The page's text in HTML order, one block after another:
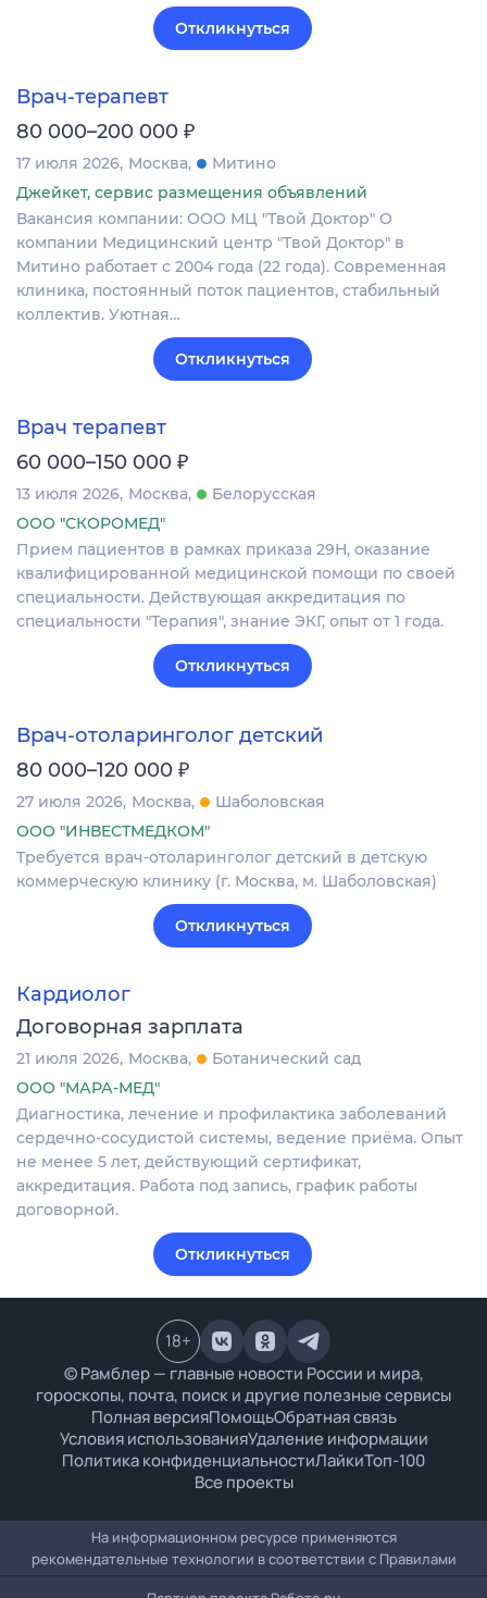
Откликнуться
Врач-терапевт
80 000–200 000 ₽
17 июля 2026 Москва
Митино
Джейкет, сервис размещения объявлений
Вакансия компании: ООО МЦ "Твой Доктор" О
компании Медицинский центр "Твой Доктор" в
Митино работает с 2004 года (22 года). Современная
клиника, постоянный поток пациентов, стабильный
коллектив. Уютная…
Откликнуться
Врач терапевт
60 000–150 000 ₽
13 июля 2026 Москва
Белорусская
ООО "СКОРОМЕД"
Прием пациентов в рамках приказа 29Н, оказание
квалифицированной медицинской помощи по своей
специальности. Действующая аккредитация по
специальности "Терапия", знание ЭКГ, опыт от 1 года.
Откликнуться
Врач-отоларинголог детский
80 000–120 000 ₽
27 июля 2026 Москва
Шаболовская
ООО "ИНВЕСТМЕДКОМ"
Требуется врач-отоларинголог детский в детскую
коммерческую клинику (г. Москва, м. Шаболовская)
Откликнуться
Кардиолог
Договорная зарплата
21 июля 2026 Москва
Ботанический сад
ООО "МАРА-МЕД"
Диагностика, лечение и профилактика заболеваний
сердечно-сосудистой системы, ведение приёма. Опыт
не менее 5 лет, действующий сертификат,
аккредитация. Работа под запись, график работы
договорной.
Откликнуться
© Рамблер — главные новости России и мира,
гороскопы, почта, поиск и другие полезные сервисы
Полная версияПомощьОбратная связь
Условия использованияУдаление информации
Политика конфиденциальностиЛайкиТоп-100
Все проекты
18+
На информационном ресурсе применяются
рекомендательные технологии в соответствии с Правилами